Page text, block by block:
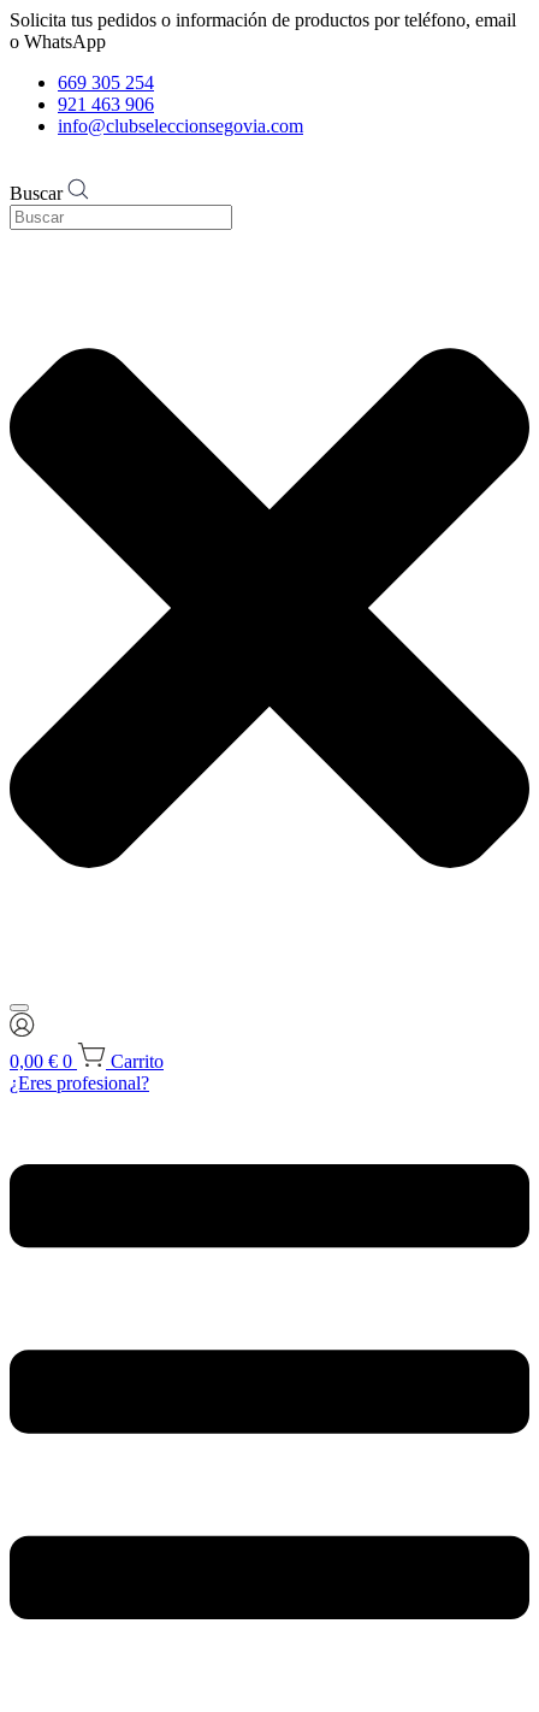
Solicita tus pedidos o información de productos por teléfono, email
o WhatsApp
669 305 254
921 463 906
info@clubseleccionsegovia.com
Buscar
0,00 € 0
Carrito
¿Eres profesional?